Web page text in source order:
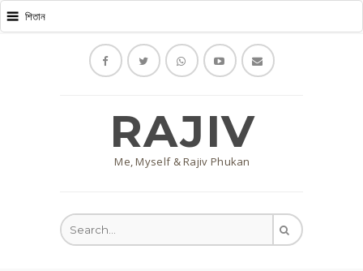
RAJIV
Me, Myself & Rajiv Phukan